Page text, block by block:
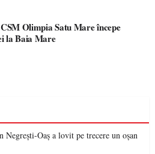
Olimpia Satu Mare începe
la Baia Mare
Negrești-Oaș a lovit pe trecere un oșan